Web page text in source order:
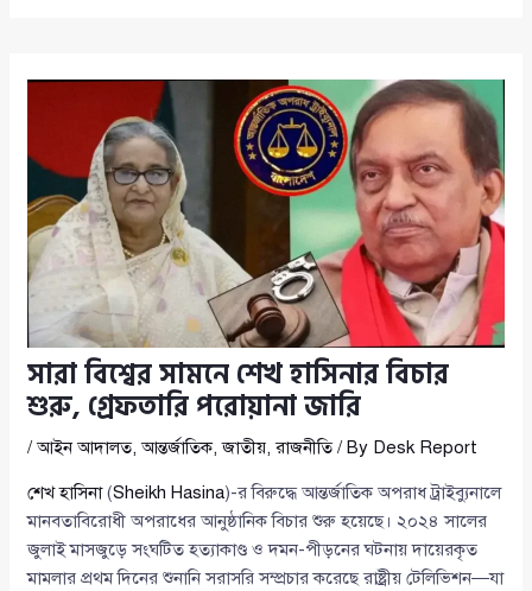
সারা বিশ্বের সামনে শেখ হাসিনার বিচার
শুরু, গ্রেফতারি পরোয়ানা জারি
/আইন আদালত,আন্তর্জাতিক,জাতীয়,রাজনীতি/ By Desk Report
শেখ হাসিনা(Sheikh Hasina)-র বিরুদ্ধে আন্তর্জাতিক অপরাধ ট্রাইব্যুনালে
মানবতাবিরোধী অপরাধের আনুষ্ঠানিক বিচার শুরু হয়েছে। ২০২৪ সালের
জুলাই মাসজুড়ে সংঘটিত হত্যাকাণ্ড ও দমন-পীড়নের ঘটনায় দায়েরকৃত
মামলার প্রথম দিনের শুনানি সরাসরি সম্প্রচার করেছে রাষ্ট্রীয় টেলিভিশন—যা